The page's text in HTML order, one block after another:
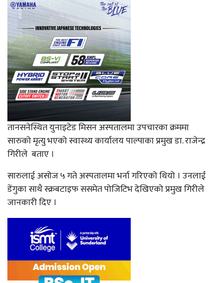
तानसनेस्थित युनाइटेड मिसन अस्पतालमा उपचारका क्रममा
सारुको मृत्यु भएको स्वास्थ्य कार्यालय पाल्पाका प्रमुख डा. राजेन्द्र
गिरीले बताए ।
सारुलाई असोज ५ गते अस्पतालमा भर्ना गरिएको थियो । उनलाई
डेंगुका साथै स्क्रबटाइफ ससमेत पोजिटिभ देखिएको प्रमुख गिरीले
जानकारी दिए ।